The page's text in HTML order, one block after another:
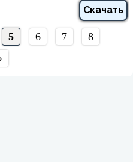
Скачать
5 6 7
8